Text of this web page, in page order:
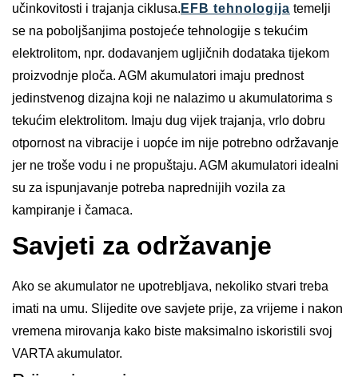
učinkovitosti i trajanja ciklusa. EFB tehnologija temelji
se na poboljšanjima postojeće tehnologije s tekućim
elektrolitom, npr. dodavanjem ugljičnih dodataka tijekom
proizvodnje ploča. AGM akumulatori imaju prednost
jedinstvenog dizajna koji ne nalazimo u akumulatorima s
tekućim elektrolitom. Imaju dug vijek trajanja, vrlo dobru
otpornost na vibracije i uopće im nije potrebno održavanje
jer ne troše vodu i ne propuštaju. AGM akumulatori idealni
su za ispunjavanje potreba naprednijih vozila za
kampiranje i čamaca.
Savjeti za održavanje
Ako se akumulator ne upotrebljava, nekoliko stvari treba
imati na umu. Slijedite ove savjete prije, za vrijeme i nakon
vremena mirovanja kako biste maksimalno iskoristili svoj
VARTA akumulator.